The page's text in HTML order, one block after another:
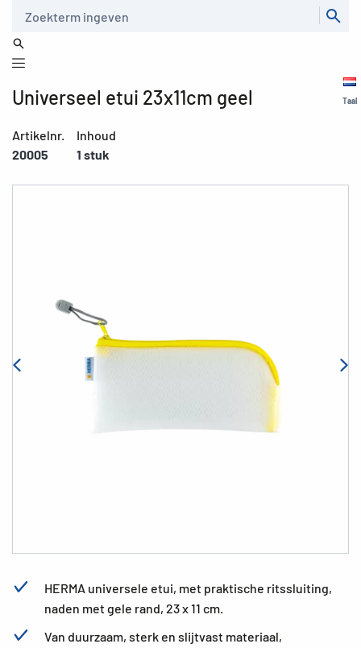
Taal
Universeel etui 23x11cm geel
Artikelnr.
20005
Inhoud
1 stuk
HERMA universele etui, met praktische ritssluiting,
naden met gele rand, 23 x 11 cm.
Van duurzaam, sterk en slijtvast materiaal,